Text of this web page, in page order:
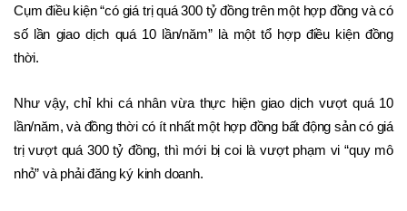
Cụm điều kiện “có giá trị quá 300 tỷ đồng trên một hợp đồng và có
số lần giao dịch quá 10 lần/năm” là một tổ hợp điều kiện đồng
thời.
Như vậy, chỉ khi cá nhân vừa thực hiện giao dịch vượt quá 10
lần/năm, và đồng thời có ít nhất một hợp đồng bất động sản có giá
trị vượt quá 300 tỷ đồng, thì mới bị coi là vượt phạm vi “quy mô
nhỏ” và phải đăng ký kinh doanh.